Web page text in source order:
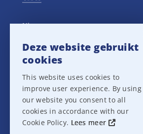
Nieuws
Training Events
Privacy verklaring
Disclaimer
Deze website gebruikt
cookies
This website uses cookies to
improve user experience. By using
our website you consent to all
cookies in accordance with our
Cookie Policy. Lees meer